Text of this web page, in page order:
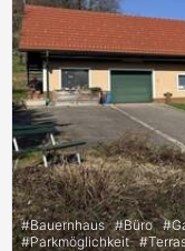
#Bauernhaus #Büro #
#Parkmöglichkeit #